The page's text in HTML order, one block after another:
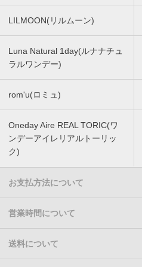
LILMOON(リルムーン)
Luna Natural 1day(ルナナチュ
ラルワンデー)
rom'u(ロミュ)
Oneday Aire REAL TORIC(ワ
ンデーアイレリアルトーリッ
ク)
お支払方法について
営業時間について
送料について